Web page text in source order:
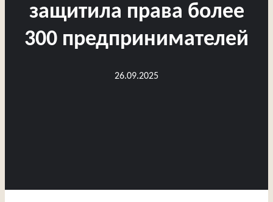
защитила права более
300 предпринимателей
26.09.2025